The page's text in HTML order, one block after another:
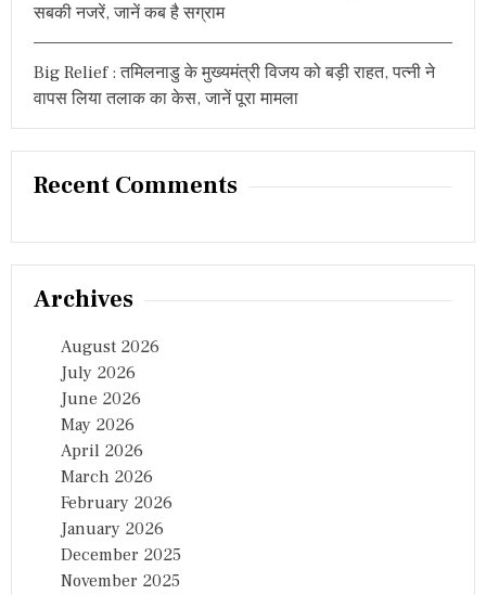
सबकी नजरें, जानें कब है सग्राम
Big Relief : तमिलनाडु के मुख्यमंत्री विजय को बड़ी राहत, पत्नी ने
वापस लिया तलाक का केस, जानें पूरा मामला
Recent Comments
Archives
August 2026
July 2026
June 2026
May 2026
April 2026
March 2026
February 2026
January 2026
December 2025
November 2025